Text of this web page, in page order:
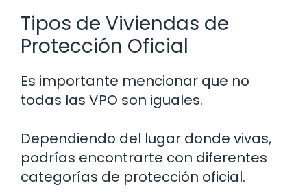
Tipos de Viviendas de
Protección Oficial
Es importante mencionar que no
todas las VPO son iguales.
Dependiendo del lugar donde vivas,
podrías encontrarte con diferentes
categorías de protección oficial.